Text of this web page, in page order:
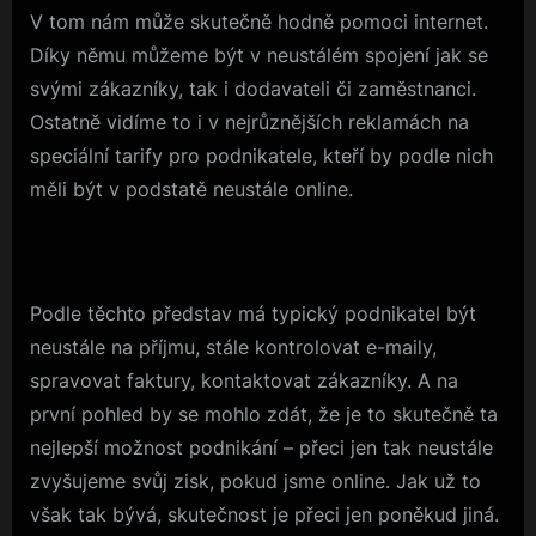
V tom nám může skutečně hodně pomoci internet.
Díky němu můžeme být v neustálém spojení jak se
svými zákazníky, tak i dodavateli či zaměstnanci.
Ostatně vidíme to i v nejrůznějších reklamách na
speciální tarify pro podnikatele, kteří by podle nich
měli být v podstatě neustále online.
Podle těchto představ má typický podnikatel být
neustále na příjmu, stále kontrolovat e-maily,
spravovat faktury, kontaktovat zákazníky. A na
první pohled by se mohlo zdát, že je to skutečně ta
nejlepší možnost podnikání – přeci jen tak neustále
zvyšujeme svůj zisk, pokud jsme online. Jak už to
však tak bývá, skutečnost je přeci jen poněkud jiná.